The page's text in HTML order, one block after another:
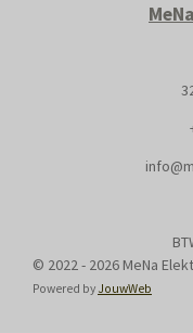
© 2022 - 2026 MeNa
Powered by JouwWeb